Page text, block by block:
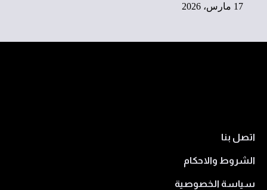
17 مارس، 2026
اتصل بنا
الشروط والاحكام
سياسة الخصوصية